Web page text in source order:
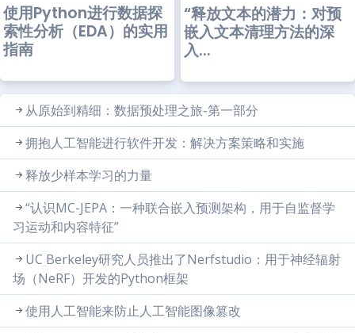
使用Python进行数据探
索性分析（EDA）的实用
指南
“释放文本的潜力：对预
嵌入文本清理方法的深
入...
从原始到精细：数据预处理之旅-第一部分
拥抱人工智能进行软件开发：解决方案策略和实施
释放少样本学习的力量
“认识MC-JEPA：一种联合嵌入预测架构，用于自监督学
习运动和内容特征”
UC Berkeley研究人员推出了Nerfstudio：用于神经辐射
场（NeRF）开发的Python框架
使用人工智能来防止人工智能图像篡改